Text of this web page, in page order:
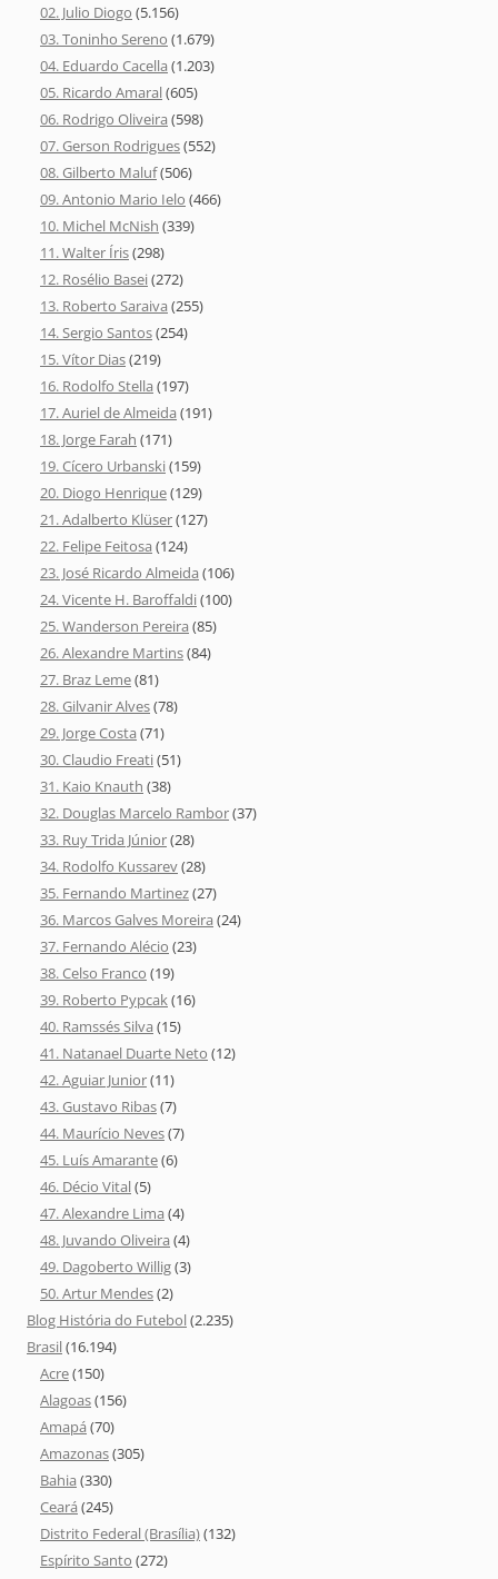
02. Julio Diogo (5.156)
03. Toninho Sereno (1.679)
04. Eduardo Cacella (1.203)
05. Ricardo Amaral(605)
06. Rodrigo Oliveira (598)
07. Gerson Rodrigues(552)
08. Gilberto Maluf(506)
09. Antonio Mario Ielo (466)
10. Michel McNish (339)
11. Walter Íris(298)
12. Rosélio Basei(272)
13. Roberto Saraiva (255)
14. Sergio Santos(254)
15. Vítor Dias(219)
16. Rodolfo Stella (197)
17. Auriel de Almeida (191)
18. Jorge Farah (171)
19. Cícero Urbanski(159)
20. Diogo Henrique(129)
21. Adalberto Klüser(127)
22. Felipe Feitosa (124)
23. José Ricardo Almeida (106)
24. Vicente H. Baroffaldi(100)
25. Wanderson Pereira (85)
26. Alexandre Martins(84)
27. Braz Leme(81)
28. Gilvanir Alves(78)
29. Jorge Costa (71)
30. Claudio Freati(51)
31. Kaio Knauth (38)
32. Douglas Marcelo Rambor(37)
33. Ruy Trida Júnior(28)
34. Rodolfo Kussarev(28)
35. Fernando Martinez(27)
36. Marcos Galves Moreira (24)
37. Fernando Alécio (23)
38. Celso Franco (19)
39. Roberto Pypcak(16)
40. Ramssés Silva (15)
41. Natanael Duarte Neto (12)
42. Aguiar Junior(11)
43. Gustavo Ribas(7)
44. Maurício Neves(7)
45. Luís Amarante(6)
46. Décio Vital(5)
47. Alexandre Lima (4)
48. Juvando Oliveira (4)
49. Dagoberto Willig(3)
50. Artur Mendes(2)
Blog História do Futebol(2.235)
Brasil(16.194)
Acre(150)
Alagoas(156)
Amapá (70)
Amazonas(305)
Bahia (330)
Ceará (245)
Distrito Federal (Brasília)(132)
Espírito Santo (272)